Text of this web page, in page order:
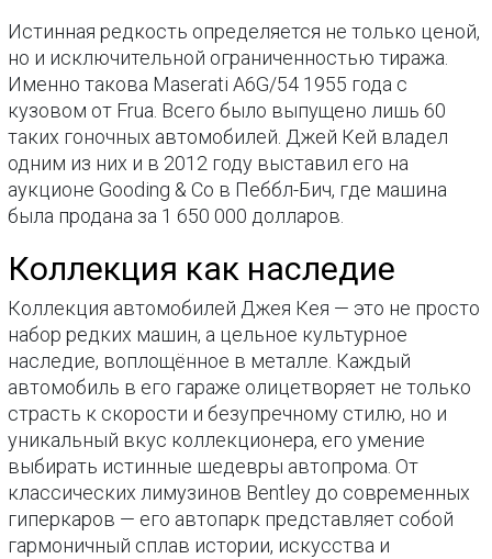
Истинная редкость определяется не только ценой,
но и исключительной ограниченностью тиража.
Именно такова Maserati A6G/54 1955 года с
кузовом от Frua. Всего было выпущено лишь 60
таких гоночных автомобилей. Джей Кей владел
одним из них и в 2012 году выставил его на
аукционе Gooding & Co в Пеббл-Бич, где машина
была продана за 1 650 000 долларов.
Коллекция как наследие
Коллекция автомобилей Джея Кея — это не просто
набор редких машин, а цельное культурное
наследие, воплощённое в металле. Каждый
автомобиль в его гараже олицетворяет не только
страсть к скорости и безупречному стилю, но и
уникальный вкус коллекционера, его умение
выбирать истинные шедевры автопрома. От
классических лимузинов Bentley до современных
гиперкаров — его автопарк представляет собой
гармоничный сплав истории, искусства и